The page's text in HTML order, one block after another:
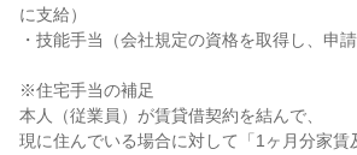
に支給）
・技能手当（会社規定の資格を取得し、申
※住宅手当の補足
本人（従業員）が賃貸借契約を結んで、
現に住んでいる場合に対して「1ヶ月分家賃